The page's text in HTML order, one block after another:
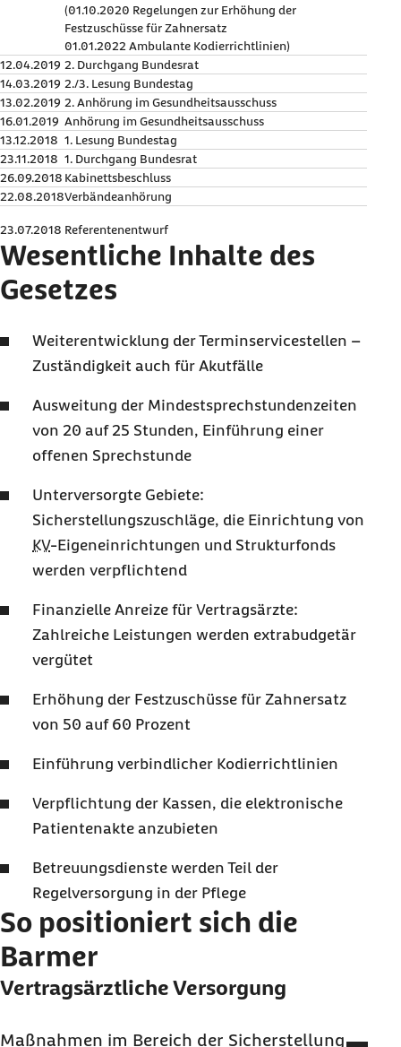
(01.10.2020 Regelungen zur Erhöhung der
Festzuschüsse für Zahnersatz
01.01.2022 Ambulante Kodierrichtlinien)
12.04.2019 2. Durchgang Bundesrat
14.03.2019 2./3. Lesung Bundestag
13.02.2019 2. Anhörung im Gesundheitsausschuss
16.01.2019 Anhörung im Gesundheitsausschuss
13.12.2018 1. Lesung Bundestag
23.11.2018 1. Durchgang Bundesrat
26.09.2018 Kabinettsbeschluss
22.08.2018Verbändeanhörung
23.07.2018 Referentenentwurf
Wesentliche Inhalte des
Gesetzes
Weiterentwicklung der Terminservicestellen –
Zuständigkeit auch für Akutfälle
Ausweitung der Mindestsprechstundenzeiten
von 20 auf 25 Stunden, Einführung einer
offenen Sprechstunde
Unterversorgte Gebiete:
Sicherstellungszuschläge, die Einrichtung von
KV-Eigeneinrichtungen und Strukturfonds
werden verpflichtend
Finanzielle Anreize für Vertragsärzte:
Zahlreiche Leistungen werden extrabudgetär
vergütet
Erhöhung der Festzuschüsse für Zahnersatz
von 50 auf 60 Prozent
Einführung verbindlicher Kodierrichtlinien
Verpflichtung der Kassen, die elektronische
Patientenakte anzubieten
Betreuungsdienste werden Teil der
Regelversorgung in der Pflege
So positioniert sich die
Barmer
Vertragsärztliche Versorgung
Maßnahmen im Bereich der Sicherstellung